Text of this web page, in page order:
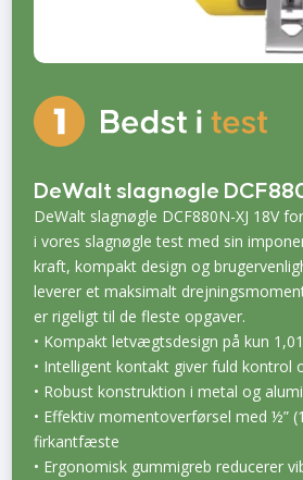
DeWalt slagnøgle
DeWalt slagnøgle DCF880N-XJ 18V
i vores slagnøgle test med sin
kraft, kompakt design og
leverer et maksimalt
er rigeligt til de fleste opgaver.
• Kompakt letvægtsdesign på kun
• Intelligent kontakt giver fuld kontrol
• Robust konstruktion i metal og
• Effektiv momentoverførsel med ½”
firkantfæste
• Ergonomisk gummigreb reducerer